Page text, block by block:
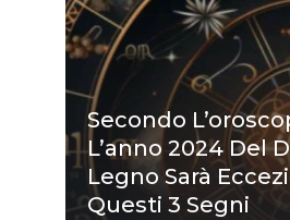
Secondo
L’anno 2024 Del
Legno Sarà
Questi 3 Segni